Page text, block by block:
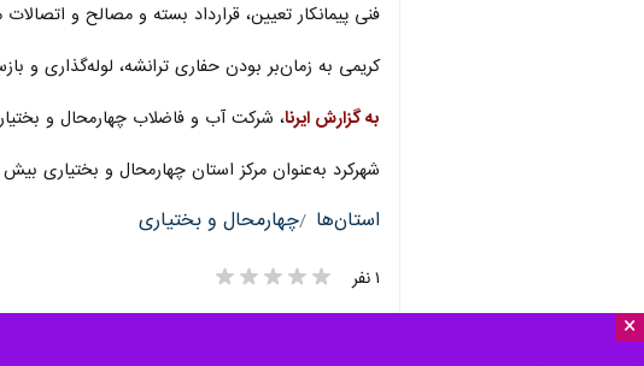
×
فنی پیمانکار تعیین، قرارداد بسته و مصالح و اتصالات
کریمی به زمان‌بر بودن حفاری ترانشه، لوله‌گذاری و
به گزارش ایرنا، شرکت آب و فاضلاب چهارمحال و بختیاری هم‌اکنون به ۸۷ هزار مشترک
شهرکرد به‌عنوان مرکز استان چهارمحال و بختیاری بیش از ۲۰۰ هزار فنر جمعیت
استان‌ها چهارمحال و بختیاری
۱ نفر